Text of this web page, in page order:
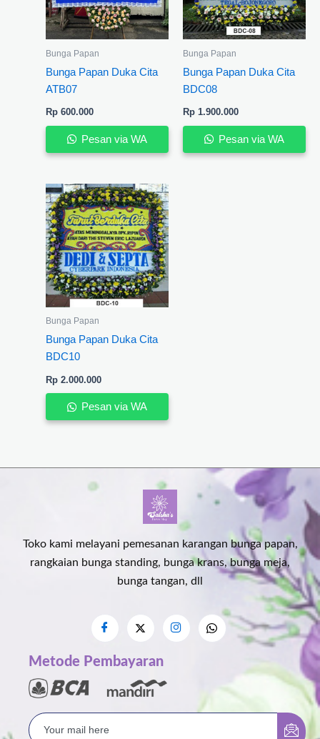
Bunga Papan
Bunga Papan Duka Cita
ATB07
Rp600.000
Pesan via WA
Bunga Papan
Bunga Papan Duka Cita
BDC08
Rp1.900.000
Pesan via WA
Bunga Papan
Bunga Papan Duka Cita
BDC10
Rp2.000.000
Pesan via WA
Toko kami melayani pemesanan karangan bunga papan,
rangkaian bunga standing, bunga krans, bunga meja,
bunga tangan, dll
Metode Pembayaran